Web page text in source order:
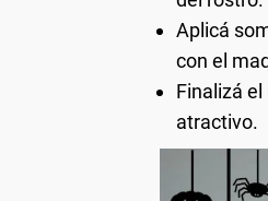
Aplicá
con el
Finalizá
atractivo.